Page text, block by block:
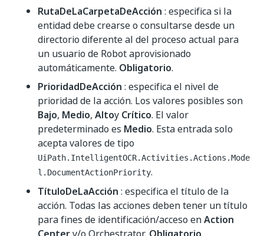
RutaDeLaCarpetaDeAcción : especifica si la
entidad debe crearse o consultarse desde un
directorio diferente al del proceso actual para
un usuario de Robot aprovisionado
automáticamente. Obligatorio.
PrioridadDeAcción : especifica el nivel de
prioridad de la acción. Los valores posibles son
Bajo, Medio, Altoy Crítico. El valor
predeterminado es Medio. Esta entrada solo
acepta valores de tipo
UiPath.IntelligentOCR.Activities.Actions.Mode
l.DocumentActionPriority.
TítuloDeLaAcción : especifica el título de la
acción. Todas las acciones deben tener un título
para fines de identificación/acceso enAction